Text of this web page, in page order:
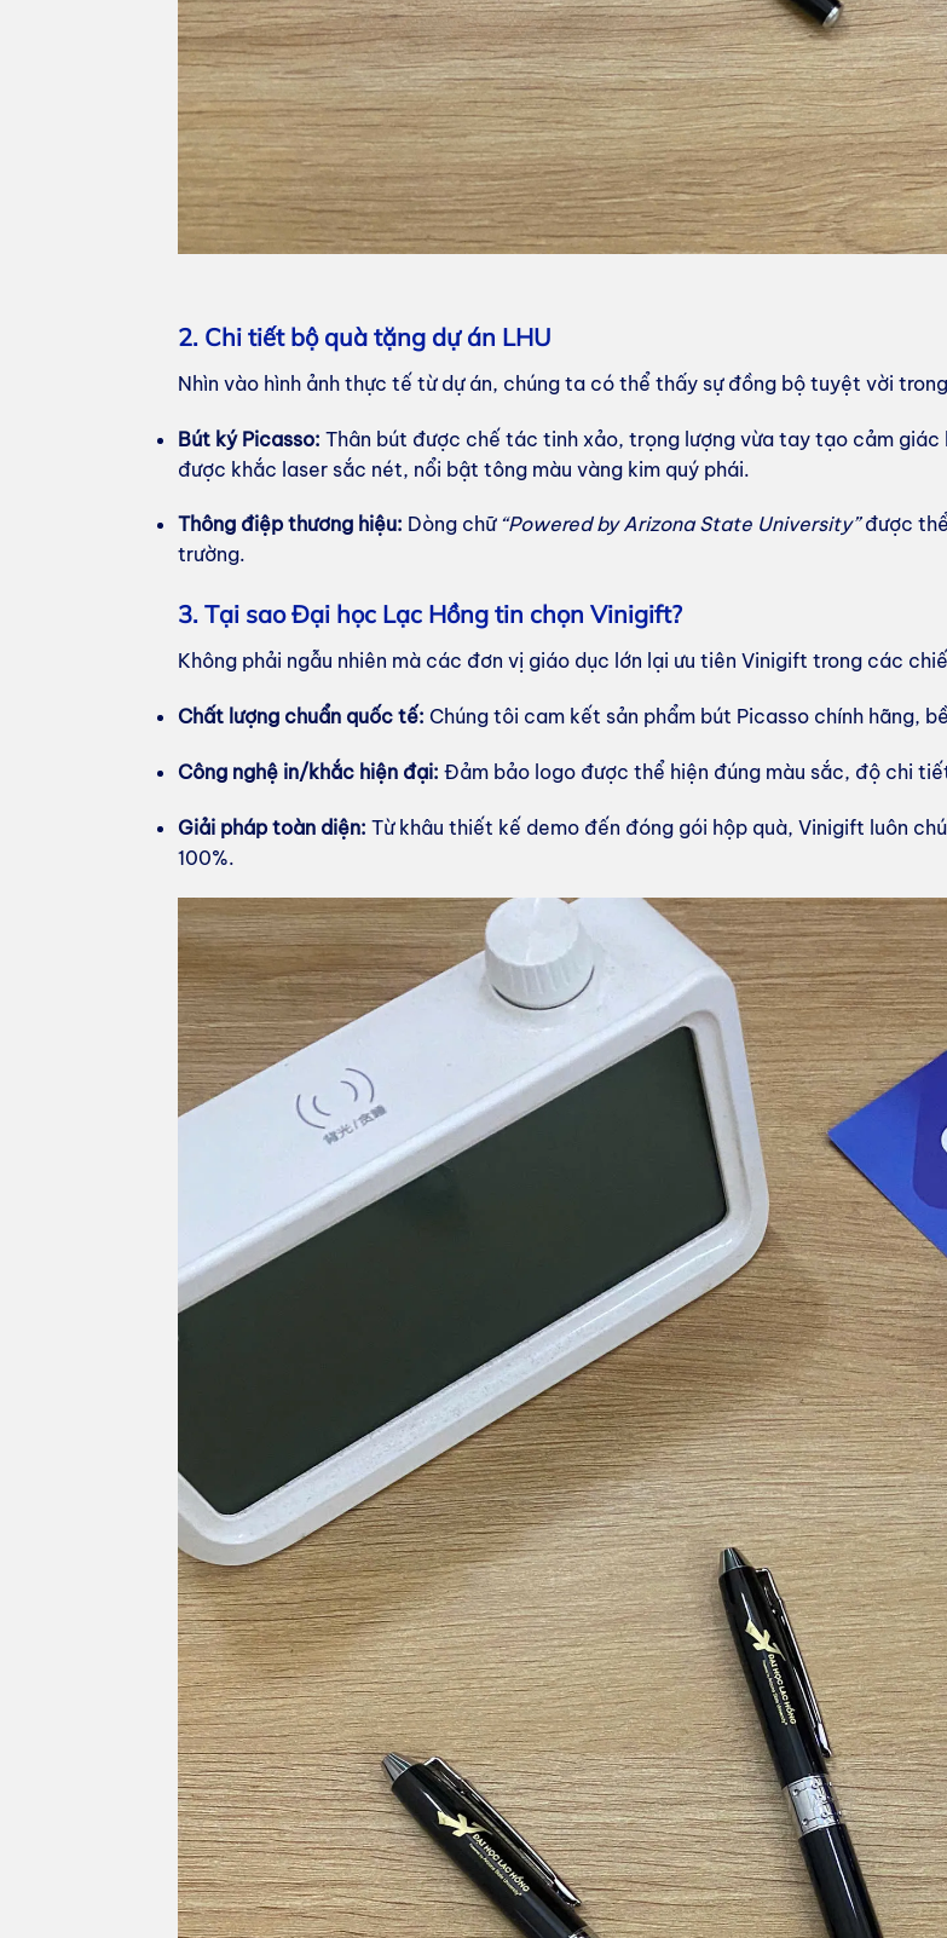
2. Chi tiết bộ quà tặng dự án LHU
Nhìn vào hình ảnh thực tế từ dự án, chúng ta có thể thấy sự đồng bộ tuyệt vời
Bút ký Picasso: Thân bút được chế tác tinh xảo, trọng lượng vừa tay tạo cảm
được khắc laser sắc nét, nổi bật tông màu vàng kim quý phái.
Thông điệp thương hiệu: Dòng chữ “Powered by Arizona State University”được
trường.
3. Tại sao Đại học Lạc Hồng tin chọn Vinigift?
Không phải ngẫu nhiên mà các đơn vị giáo dục lớn lại ưu tiên Vinigift trong các
Chất lượng chuẩn quốc tế: Chúng tôi cam kết sản phẩm bút Picasso chính hãng,
Công nghệ in/khắc hiện đại: Đảm bảo logo được thể hiện đúng màu sắc, độ chi
Giải pháp toàn diện: Từ khâu thiết kế demo đến đóng gói hộp quà, Vinigift luôn
100%.